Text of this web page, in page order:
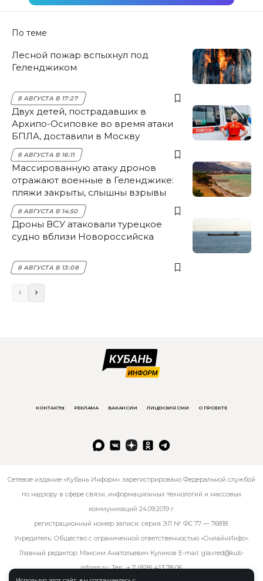
По теме
Лесной пожар вспыхнул под
Геленджиком
8 АВГУСТА В 17:27
Двух детей, пострадавших в
Архипо-Осиповке во время атаки
БПЛА, доставили в Москву
8 АВГУСТА В 16:11
Массированную атаку дронов
отражают военные в Геленджике:
пляжи закрыты, слышны взрывы
8 АВГУСТА В 14:50
Дроны ВСУ атаковали турецкое
судно вблизи Новороссийска
8 АВГУСТА В 13:08
КОНТАКТЫ РЕКЛАМА ВАКАНСИИ ЛИЦЕНЗИЯ СМИ О ПРОЕКТЕ
Сетевое издание «Кубань Информ» зарегистрировано Федеральной службой
по надзору в сфере связи, информационных технологий и массовых
коммуникаций 24.09.2019 г.
регистрационный номер записи: серия ЭЛ № ФС 77 — 76818.
Учредитель: Общество с ограниченной ответственностью «ОнлайнИнфо».
Главный редактор: Максим Анатольевич Куликов E-mail: glavred@kub-
inform.ru. Тел.:+ 7 (928) 413 78 06.